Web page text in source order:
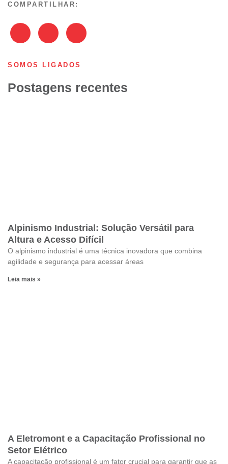
COMPARTILHAR:
SOMOS LIGADOS
Postagens recentes
Alpinismo Industrial: Solução Versátil para
Altura e Acesso Difícil
O alpinismo industrial é uma técnica inovadora que combina
agilidade e segurança para acessar áreas
Leia mais »
A Eletromont e a Capacitação Profissional no
Setor Elétrico
A capacitação profissional é um fator crucial para garantir que as